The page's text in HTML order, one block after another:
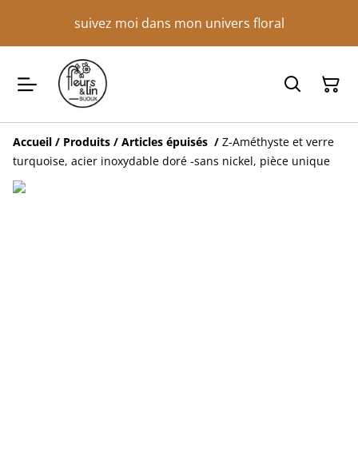
suivez moi dans mon univers floral
Accueil / Produits / Articles épuisés / Z-Améthyste et verre
turquoise, acier inoxydable doré -sans nickel, pièce unique